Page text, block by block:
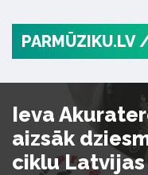
PARMŪZIKU.LV /
Ieva
aizsāk
ciklu